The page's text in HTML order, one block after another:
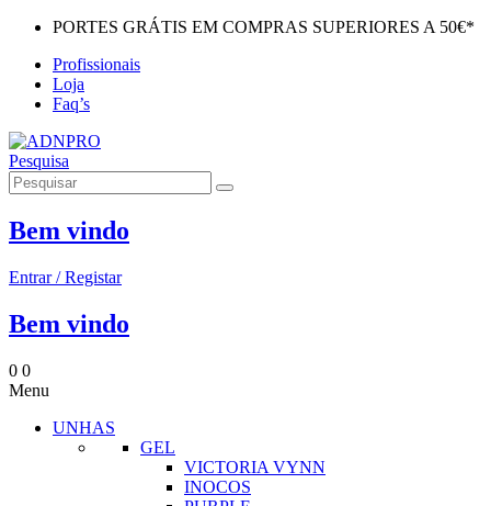
PORTES GRÁTIS EM COMPRAS SUPERIORES A 50€*
Profissionais
Loja
Faq’s
Pesquisa
Bem vindo
Entrar / Registar
Bem vindo
0 0
Menu
UNHAS
GEL
VICTORIA VYNN
INOCOS